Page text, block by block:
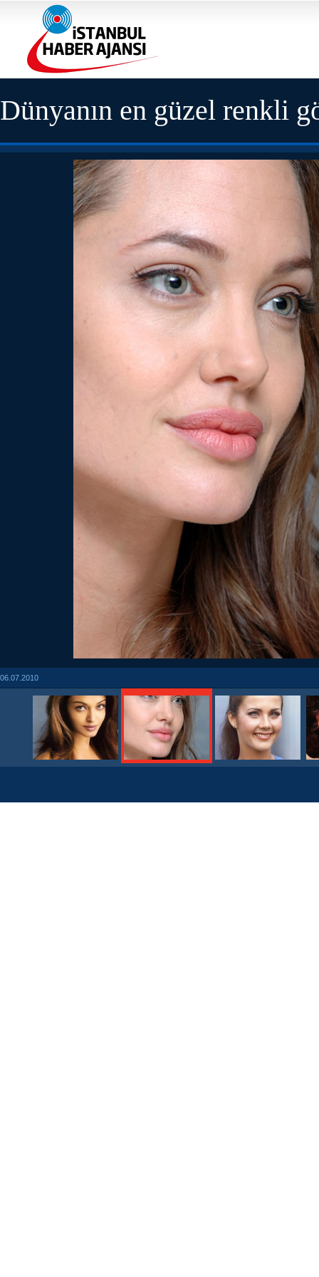
Dünyanın en güzel renkli
06.07.2010